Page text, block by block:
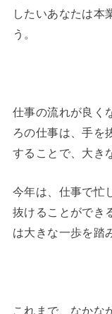
したいあなたは本
う。
仕事の流れが良く
ろの仕事は、手を
することで、大き
今年は、仕事で忙
抜けることができ
は大きな一歩を踏
これまで、なかな